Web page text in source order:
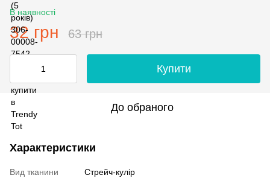
В наявності
32 грн 63 грн
Купити
До обраного
Характеристики
Вид тканини
Стрейч-кулір